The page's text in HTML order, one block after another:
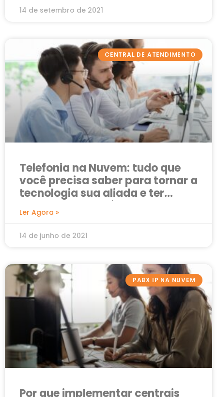
14 de setembro de 2021
CENTRAL DE ATENDIMENTO
Telefonia na Nuvem: tudo que
você precisa saber para tornar a
tecnologia sua aliada e ter
sucesso nos negócios
Ler Agora »
14 de junho de 2021
PABX IP NA NUVEM
Por que implementar centrais